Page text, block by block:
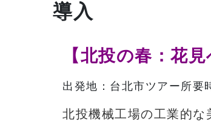
導入
【北投の春：花
出発地：台北市ツアー所要
北投機械工場の工業的